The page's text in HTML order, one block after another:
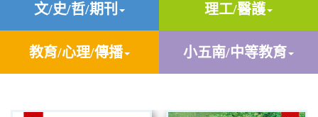
文/史/哲/期刊 理工/醫護
教育/心理/傳播 小五南/中等教育